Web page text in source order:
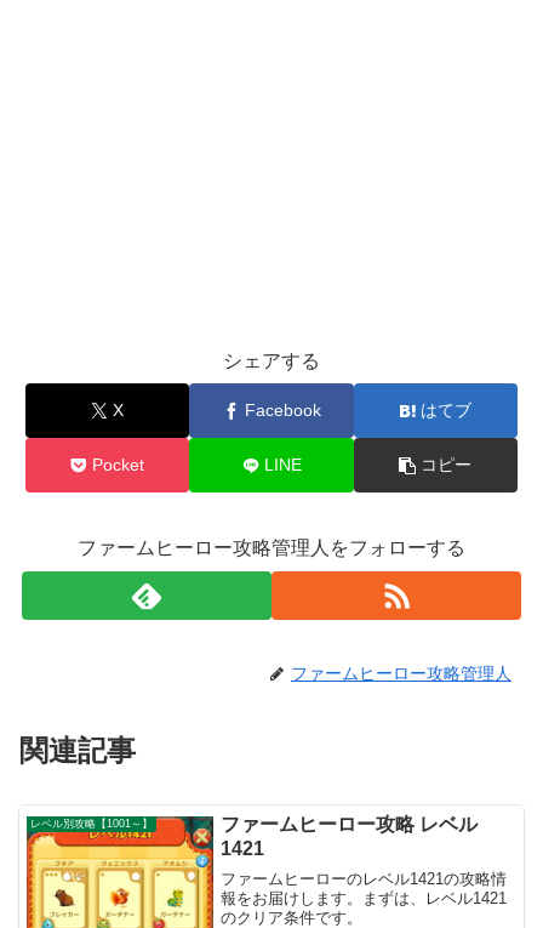
シェアする
X Facebook はてブ
Pocket LINE コピー
ファームヒーロー攻略管理人をフォローする
ファームヒーロー攻略管理人
関連記事
レベル別攻略【1001～】
ファームヒーロー攻略 レベル
1421
ファームヒーローのレベル1421の攻略情
報をお届けします。まずは、レベル1421
のクリア条件です。